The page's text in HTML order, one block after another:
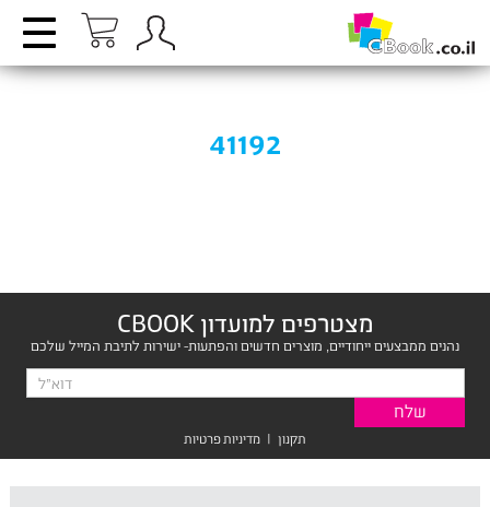
41192
מצטרפים למועדון CBOOK
נהנים ממבצעים ייחודיים, מוצרים חדשים והפתעות- ישירות לתיבת המייל שלכם
תקנון | מדיניות פרטיות